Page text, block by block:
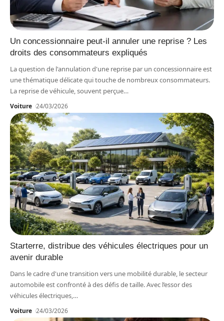
Un concessionnaire peut-il annuler une reprise ? Les
droits des consommateurs expliqués
La question de l'annulation d'une reprise par un concessionnaire est
une thématique délicate qui touche de nombreux consommateurs.
La reprise de véhicule, souvent perçue…
Voiture 24/03/2026
Starterre, distribue des véhicules électriques pour un
avenir durable
Dans le cadre d'une transition vers une mobilité durable, le secteur
automobile est confronté à des défis de taille. Avec l’essor des
véhicules électriques, …
Voiture 24/03/2026